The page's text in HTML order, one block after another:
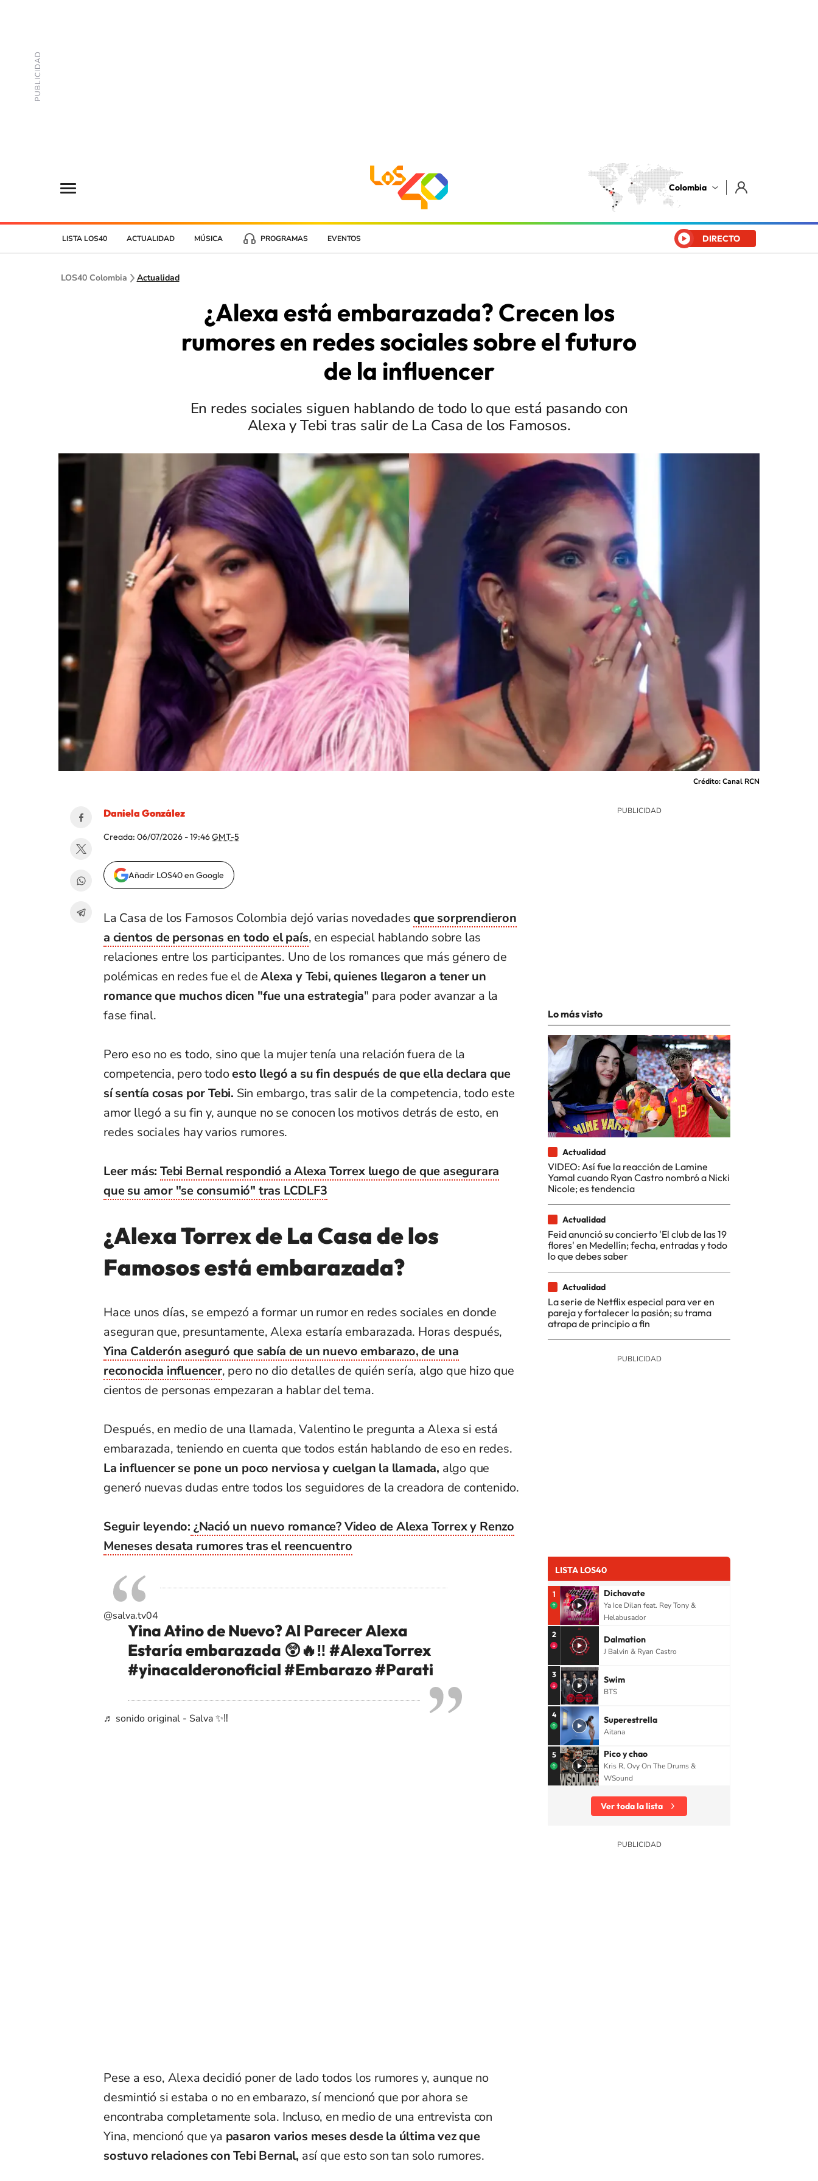
Colombia
LISTA LOS40 ACTUALIDAD MÚSICA PROGRAMAS EVENTOS DIRECTO
LOS40 Colombia Actualidad
¿Alexa está embarazada? Crecen los
rumores en redes sociales sobre el futuro
de la influencer
En redes sociales siguen hablando de todo lo que está pasando con
Alexa y Tebi tras salir de La Casa de los Famosos.
Crédito: Canal RCN
Daniela González
Creada: 06/07/2026 - 19:46GMT-5
Añadir LOS40 en Google
La Casa de los Famosos Colombia dejó varias novedadesque sorprendieron
a cientos de personas en todo el país, en especial hablando sobre las
relaciones entre los participantes. Uno de los romances que más género de
polémicas en redes fue el deAlexa y Tebi, quienes llegaron a tener un
romance que muchos dicen "fue una estrategia" para poder avanzar a la
fase final.
Pero eso no es todo, sino que la mujer tenía una relación fuera de la
competencia, pero todoesto llegó a su fin después de que ella declara que
sí sentía cosas por Tebi. Sin embargo, tras salir de la competencia, todo este
amor llegó a su fin y, aunque no se conocen los motivos detrás de esto, en
redes sociales hay varios rumores.
Leer más:Tebi Bernal respondió a Alexa Torrex luego de que asegurara
que su amor "se consumió" tras LCDLF3
¿Alexa Torrex de La Casa de los
Famosos está embarazada?
Hace unos días, se empezó a formar un rumor en redes sociales en donde
aseguran que, presuntamente, Alexa estaría embarazada. Horas después,
Yina Calderón aseguró que sabía de un nuevo embarazo, de una
reconocida influencer, pero no dio detalles de quién sería, algo que hizo que
cientos de personas empezaran a hablar del tema.
Después, en medio de una llamada, Valentino le pregunta a Alexa si está
embarazada, teniendo en cuenta que todos están hablando de eso en redes.
La influencer se pone un poco nerviosa y cuelgan la llamada, algo que
generó nuevas dudas entre todos los seguidores de la creadora de contenido.
Seguir leyendo: ¿Nació un nuevo romance? Video de Alexa Torrex y Renzo
Meneses desata rumores tras el reencuentro
@salva.tv04
Yina Atino de Nuevo? Al Parecer Alexa
Estaría embarazada 😲🔥‼️ #AlexaTorrex
#yinacalderonoficial#Embarazo#Parati
♬ sonido original - Salva ✨‼️
Pese a eso, Alexa decidió poner de lado todos los rumores y, aunque no
desmintió si estaba o no en embarazo, sí mencionó que por ahora se
encontraba completamente sola. Incluso, en medio de una entrevista con
Yina, mencionó que ya pasaron varios meses desde la última vez que
sostuvo relaciones con Tebi Bernal, así que esto son tan solo rumores.
Lo más visto
Actualidad
VIDEO: Así fue la reacción de Lamine
Yamal cuando Ryan Castro nombró a Nicki
Nicole; es tendencia
Actualidad
Feid anunció su concierto 'El club de las 19
flores' en Medellín; fecha, entradas y todo
lo que debes saber
Actualidad
La serie de Netflix especial para ver en
pareja y fortalecer la pasión; su trama
atrapa de principio a fin
LISTA LOS40
1 Dichavate
Ya Ice Dilan feat. Rey Tony &
Helabusador
2 Dalmation
J Balvin & Ryan Castro
3 Swim
BTS
4 Superestrella
Aitana
5 Pico y chao
Kris R, Ovy On The Drums &
WSound
Ver toda la lista